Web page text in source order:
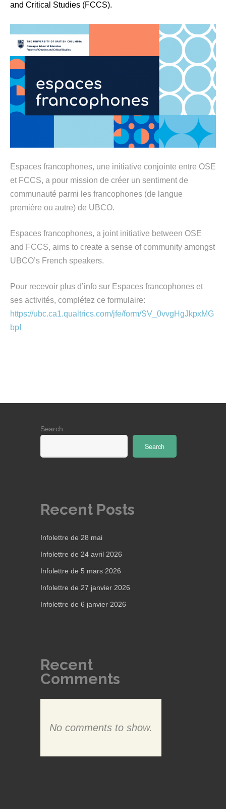
and Critical Studies (FCCS).
Espaces francophones, une initiative conjointe entre OSE
et FCCS, a pour mission de créer un sentiment de
communauté parmi les francophones (de langue
première ou autre) de UBCO.
Espaces francophones, a joint initiative between OSE
and FCCS, aims to create a sense of community amongst
UBCO’s French speakers.
Pour recevoir plus d’info sur Espaces francophones et
ses activités, complétez ce formulaire:
https://ubc.ca1.qualtrics.com/jfe/form/SV_0vvgHgJkpxMG
bpI
Search
Search
Recent Posts
Infolettre de 28 mai
Infolettre de 24 avril 2026
Infolettre de 5 mars 2026
Infolettre de 27 janvier 2026
Infolettre de 6 janvier 2026
Recent
Comments
No comments to show.